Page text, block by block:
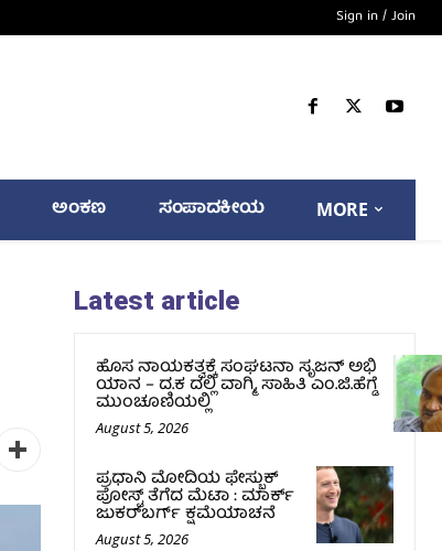
Sign in / Join
ಅಂಕಣ ಸಂಪಾದಕೀಯ MORE
Latest article
ಹೊಸ ನಾಯಕತ್ವಕ್ಕೆ ಸಂಘಟನಾ ಸೃಜನ್ ಅಭಿ
ಯಾನ – ದ.ಕ ದಲ್ಲಿ ವಾಗ್ಮಿ, ಸಾಹಿತಿ ಎಂ.ಜಿ.ಹೆಗ್ಡೆ
ಮುಂಚೂಣಿಯಲ್ಲಿ
August 5, 2026
ಪ್ರಧಾನಿ ಮೋದಿಯ ಫೇಸ್ಬುಕ್‌
ಪೋಸ್ಟ್‌ ತೆಗೆದ ಮೆಟಾ : ಮಾರ್ಕ್
ಜುಕರ್‌ಬರ್ಗ್ ಕ್ಷಮೆಯಾಚನೆ
August 5, 2026